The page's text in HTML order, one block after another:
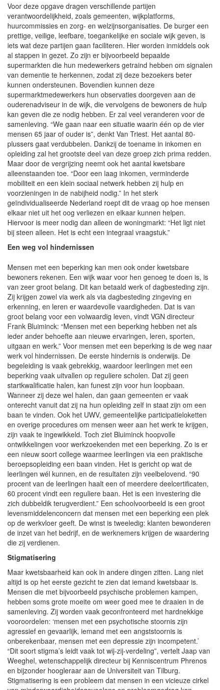
Voor deze opgave dragen verschillende partijen
verantwoordelijkheid, zoals gemeenten, wijkplatforms,
huurcommissies en zorg- en welzijnsorganisaties. De burger een
prettige, veilige, leefbare, toegankelijke en sociale wijk geven, is
iets wat deze partijen gaan faciliteren. Hier worden inmiddels ook
al stappen in gezet. Zo zijn er bijvoorbeeld bepaalde
supermarkten die hun medewerkers getraind hebben om signalen
van dementie te herkennen, zodat zij deze bezoekers beter
kunnen ondersteunen. Bovendien kunnen deze
supermarktmedewerkers hun observaties doorgeven aan de
ouderenadviseur in de wijk, die vervolgens de bewoners de hulp
kan geven die ze nodig hebben. Er zal veel veranderen voor de
samenleving. “We gaan naar een situatie waarin één op de vier
mensen 65 jaar of ouder is”, denkt Van Triest. Het aantal 80-
plussers gaat verdubbelen. Dankzij de toename in inkomen en
opleiding zal het grootste deel van deze groep zich prima redden.
Maar door de vergrijzing neemt ook het aantal kwetsbare
alleenstaanden toe. “Door een laag inkomen, verminderde
mobiliteit en een klein sociaal netwerk hebben zij hulp en
voorzieningen in de nabijheid nodig.” In het sterk
geïndividualiseerde Nederland roept dit de vraag op hoe mensen
elkaar niet uit het oog verliezen en elkaar kunnen helpen.
Hiervoor is meer nodig dan alleen de woningmarkt: “Het ligt niet
bij steen alleen. Het is echt een integraal vraagstuk.”
Een weg vol hindernissen
Mensen met een beperking kan men ook onder kwetsbare
bewoners rekenen. Een wijk waar voor hen genoeg te doen is, is
van zeer groot belang. Dit kan betaald werk of dagbesteding zijn.
Zij krijgen zowel via werk als via dagbesteding zingeving en
erkenning, en leren er waardevolle vaardigheden. Dat is van
groot belang voor een volwaardig leven, vindt VGN directeur
Frank Bluiminck: “Mensen met een beperking hebben net als
ieder ander behoefte aan nieuwe ervaringen, leren, sporten,
uitgaan en werk.” Voor mensen met een beperking is de weg naar
werk vol hindernissen. De eerste hindernis is onderwijs. De
begeleiding is vaak gebrekkig, waardoor leerlingen met een
beperking vaak uitvallen op reguliere scholen. Dat zij geen
startkwalificatie halen, kan funest zijn voor hun loopbaan.
Wanneer zij deze wel halen, dan gaan gemeenten er vaak
onterecht vanuit dat zij na hun opleiding zelf in staat zijn om een
baan te vinden. Ook het UWV, gemeentelijke participatieloketten
en overige procedures om mensen weer aan het werk te krijgen,
zijn vaak te ingewikkeld. Toch ziet Bluiminck hoopvolle
ontwikkelingen voor werkzoekenden met een beperking. Zo is er
een nieuw soort college waarmee leerlingen via een praktische
beroepsopleiding een baan vinden. Het is gericht op wat de
leerlingen wél kunnen, en de resultaten zijn veelbelovend. “90
procent van de leerlingen haalt een of meerdere deelcertificaten,
60 procent vindt een reguliere baan. Het is een investering die
zich dubbeldik terugverdient.” Een schoolvoorbeeld is een groot
levensmiddelenconcern dat mensen met een beperking een plek
op de werkvloer geeft. De winst is tweeledig: klanten bewonderen
de inzet van het bedrijf, en de werknemers krijgen de waardering
die zij verdienen.
Stigmatisering
Maar kwetsbaarheid kan ook in andere dingen zitten. Lang niet
altijd is op het eerste gezicht te zien dat iemand kwetsbaar is.
Mensen die met bijvoorbeeld psychische problemen kampen,
hebben soms grote moeite om weer goed mee te draaien in de
samenleving. Zij worden vaak geconfronteerd met hardnekkige
vooroordelen: ‘mensen met een psychotische stoornis zijn
agressief en gevaarlijk, iemand met een angststoornis is
onberekenbaar, mensen met een depressie zijn incompetent.’
“Dit soort stigma’s leidt vaak tot wij-zij-verdeling”, vertelt Jaap van
Weeghel, wetenschappelijk directeur bij Kenniscentrum Phrenos
en bijzonder hoogleraar aan de Universiteit van Tilburg.
Stigmatisering is een probleem dat mensen in een vicieuze cirkel